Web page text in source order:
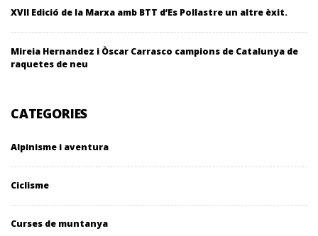
XVII Edició de la Marxa amb BTT d’Es Pollastre un altre èxit.
Mireia Hernandez i Òscar Carrasco campions de Catalunya de
raquetes de neu
CATEGORIES
Alpinisme i aventura
Ciclisme
Curses de muntanya